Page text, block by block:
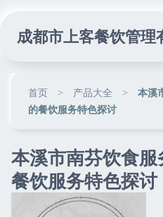
成都市上客餐饮管理
首页 > 产品大全 >
本溪
的餐饮服务特色探讨
本溪市南芬饮食
餐饮服务特色探讨